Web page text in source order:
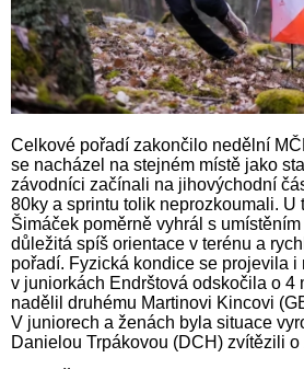
Celkové pořadí zakončilo nedělní
se nacházel na stejném místě jako
závodníci začínali na jihovýchodní
80ky a sprintu tolik neprozkoumali. U
Šimáček poměrně vyhrál s
důležitá spíš orientace v terénu a
pořadí. Fyzická kondice se projevila i
v juniorkách Endrštová odskočila o 4
nadělil druhému Martinovi Kincovi
V juniorech a ženách byla situace
Danielou Trpákovou (DCH) zvítězili o